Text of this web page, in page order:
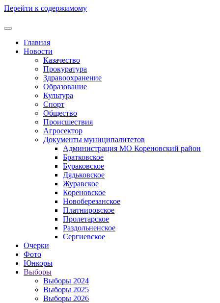
Перейти к содержимому
Главная
Новости
Казачество
Прокуратура
Здравоохранение
Образование
Культура
Спорт
Общество
Происшествия
Агросектор
Документы муниципалитетов
Администрация МО Кореновский район
Братковское
Бураковское
Дядьковское
Журавское
Кореновское
Новоберезанское
Платнировское
Пролетарское
Раздольненское
Сергиевское
Очерки
Фото
Юнкоры
Выборы
Выборы 2024
Выборы 2025
Выборы 2026